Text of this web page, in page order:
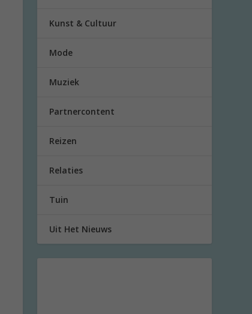
Kunst & Cultuur
Mode
Muziek
Partnercontent
Reizen
Relaties
Tuin
Uit Het Nieuws